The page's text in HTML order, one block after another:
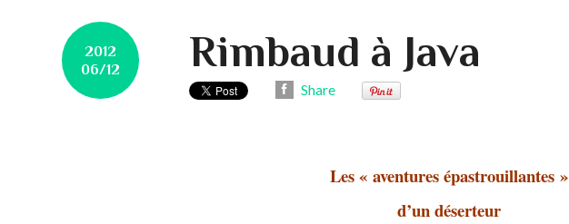
2012
06/12
Rimbaud à Java
Share
Les « aventures épastrouillantes »
d’un déserteur